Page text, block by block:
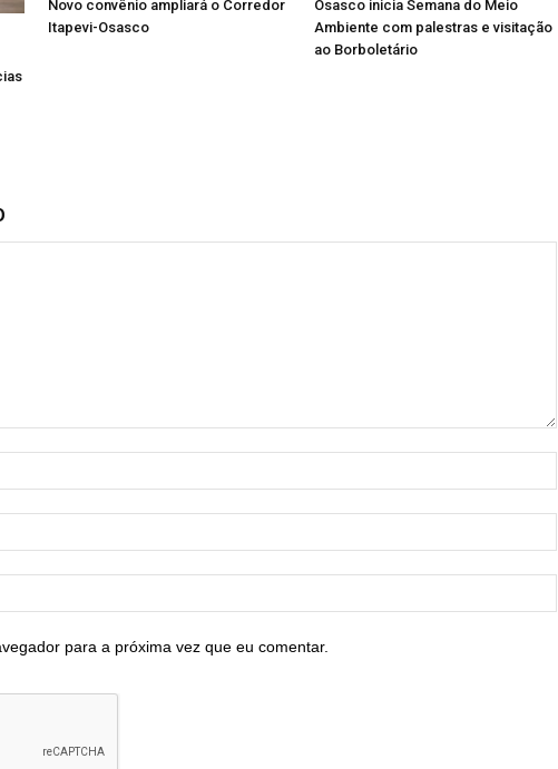
Novo convênio ampliará o Corredor
Itapevi-Osasco
Osasco inicia Semana do Meio
Ambiente com palestras e visitação
ao Borboletário
para a próxima vez que eu comentar.